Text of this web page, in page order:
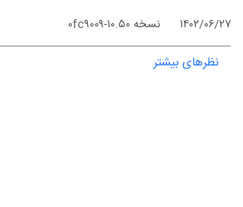
۱۴۰۲/۰۶/۲۷ نسخه ۱۰.۵۰-۰fc۹۰۰۹
نظرهای بیشتر